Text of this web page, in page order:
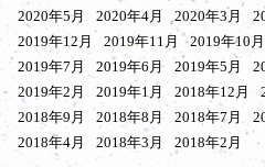
2020年5月
2020年4月 2020年3月
2019年12月
2019年11月 2019年10月
2019年7月
2019年6月 2019年5月
2019年2月
2019年1月 2018年12月
2018年9月
2018年8月 2018年7月
2018年4月
2018年3月 2018年2月